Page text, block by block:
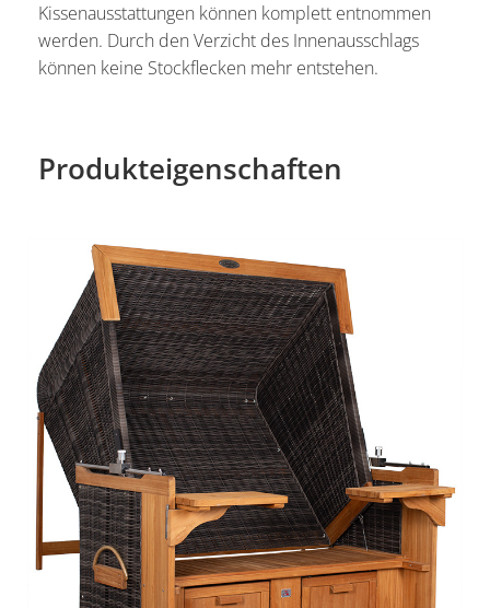
Kissenausstattungen können komplett entnommen
werden. Durch den Verzicht des Innenausschlags
können keine Stockflecken mehr entstehen.
Produkteigenschaften